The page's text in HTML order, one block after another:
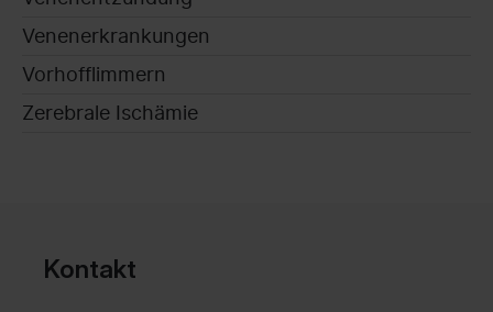
Venenerkrankungen
Vorhofflimmern
Zerebrale Ischämie
Kontakt